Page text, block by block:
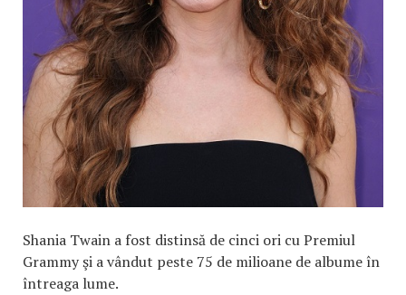
Shania Twain a fost distinsă de cinci ori cu Premiul
Grammy şi a vândut peste 75 de milioane de albume în
întreaga lume.